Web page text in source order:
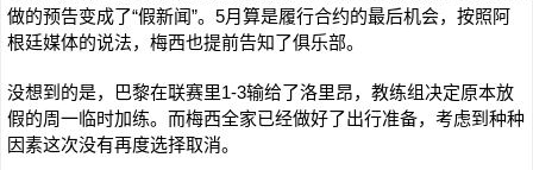
做的预告变成了“假新闻”。5月算是履行合约的最后机会，按照阿
根廷媒体的说法，梅西也提前告知了俱乐部。
没想到的是，巴黎在联赛里1-3输给了洛里昂，教练组决定原本放
假的周一临时加练。而梅西全家已经做好了出行准备，考虑到种种
因素这次没有再度选择取消。